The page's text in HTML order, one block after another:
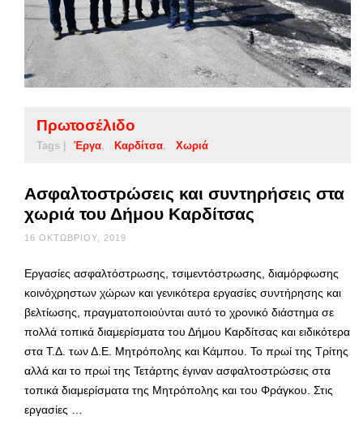
Πρωτοσέλιδο
Tags | Έργα Καρδίτσα Χωριά
Ασφαλτοστρώσεις και συντηρήσεις στα
χωριά του Δήμου Καρδίτσας
16 ΟΚΤΩΒΡΊΟΥ, 2019
Εργασίες ασφαλτόστρωσης, τσιμεντόστρωσης, διαμόρφωσης
κοινόχρηστων χώρων και γενικότερα εργασίες συντήρησης και
βελτίωσης, πραγματοποιούνται αυτό το χρονικό διάστημα σε
πολλά τοπικά διαμερίσματα του Δήμου Καρδίτσας και ειδικότερα
στα Τ.Δ. των Δ.Ε. Μητρόπολης και Κάμπου. Το πρωί της Τρίτης
αλλά και το πρωί της Τετάρτης έγιναν ασφαλτοστρώσεις στα
τοπικά διαμερίσματα της Μητρόπολης και του Φράγκου. Στις
εργασίες …